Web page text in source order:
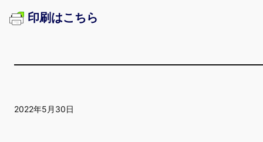
印刷はこちら
2022年5月30日